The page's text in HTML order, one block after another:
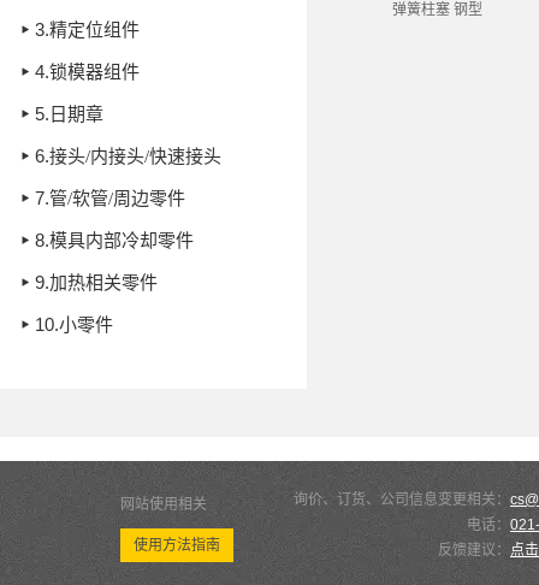
3.精定位组件
4.锁模器组件
5. 日期章
6.接头/内接头/快速接头
7.管/软管/周边零件
8.模具内部冷却零件
9.加热相关零件
10.小零件
弹簧柱塞 钢型